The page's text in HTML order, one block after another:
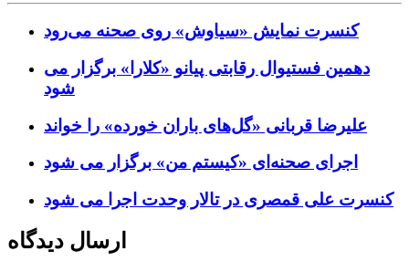
کنسرت‌ نمایش «سیاوش» روی صحنه می‌رود
دهمین فستیوال رقابتی پیانو «کلارا» برگزار می
شود
علیرضا قربانی «گل‌های باران خورده» را خواند
اجرای صحنه‌ای «کیستم من» برگزار می شود
کنسرت علی قمصری در تالار وحدت اجرا می شود
ارسال دیدگاه